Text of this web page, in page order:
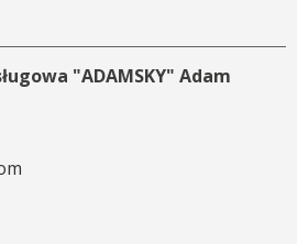
"ADAMSKY" Adam